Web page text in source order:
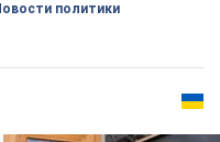
политики